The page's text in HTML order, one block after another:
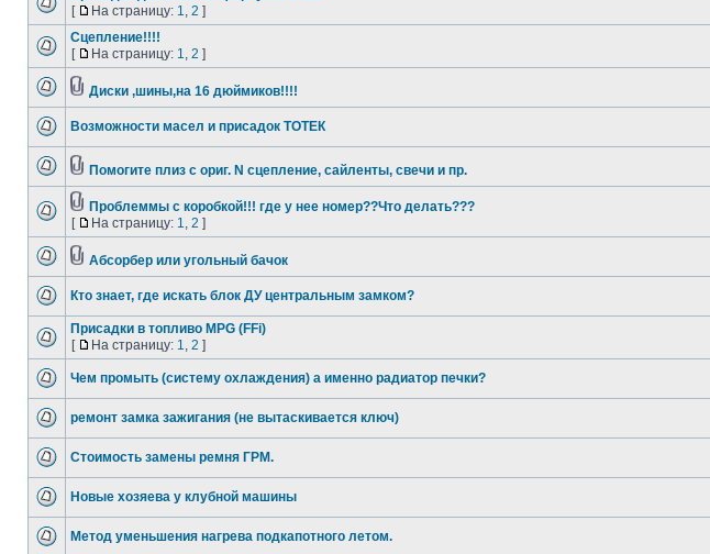
[
На страницу: 1, 2 ]
Сцепление!!!!
[
На страницу: 1, 2 ]
Диски ,шины,на 16 дюймиков!!!!
Возможности масел и присадок ТОТEК
Помогите плиз с ориг. N сцепление, сайленты, свечи и пр.
Проблеммы с коробкой!!! где у нее номер??Что делать???
[
На страницу: 1, 2 ]
Абсорбер или угольный бачок
Кто знает, где искать блок ДУ центральным замком?
Присадки в топливо MPG (FFi)
[
На страницу: 1, 2 ]
Чем промыть (систему охлаждения) а именно радиатор печки?
ремонт замка зажигания (не вытаскивается ключ)
Стоимость замены ремня ГРМ.
Новые хозяева у клубной машины
Метод уменьшения нагрева подкапотного летом.